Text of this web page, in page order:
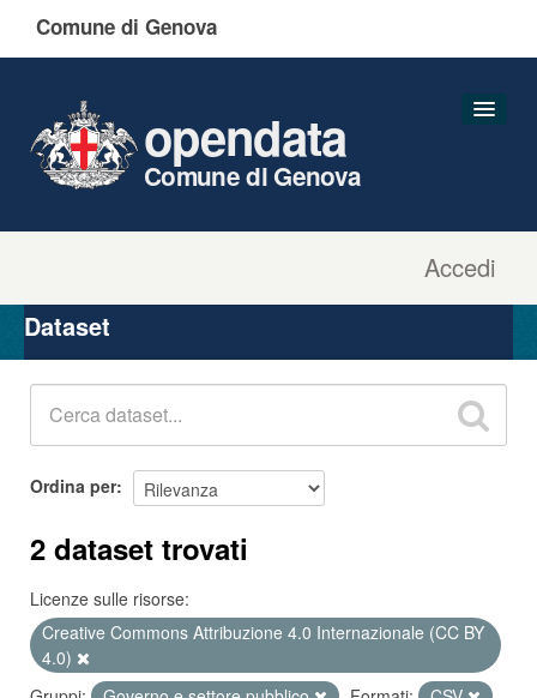
Comune di Genova
Accedi
opendata
Comune di Genova
Organizzazioni
Gruppi
Dataset
Ordina per
2 dataset trovati
Licenze sulle risorse:
Creative Commons Attribuzione 4.0 Internazionale (CC BY
4.0)